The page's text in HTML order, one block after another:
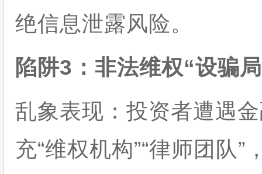
绝信息泄露风险。
陷阱3：非法维权“设骗
乱象表现：投资者遭遇
充“维权机构”“律师团队